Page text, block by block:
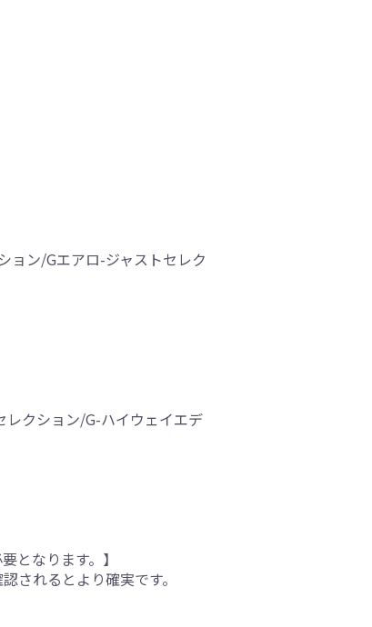
ョン/Gエアロ-ジャストセレク
クション/G-ハイウェイエデ
となります。】
されるとより確実です。